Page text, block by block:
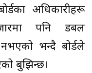
अधिकारीहरू
पनि डबल
भन्दै बोर्डले
बुझिन्छ।